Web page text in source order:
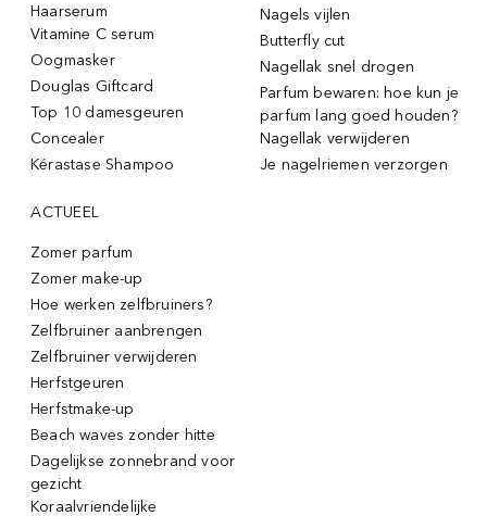
Haarserum
Vitamine C serum
Oogmasker
Douglas Giftcard
Top 10 damesgeuren
Concealer
Kérastase Shampoo
Nagels vijlen
Butterfly cut
Nagellak snel drogen
Parfum bewaren: hoe kun je
parfum lang goed houden?
Nagellak verwijderen
Je nagelriemen verzorgen
ACTUEEL
Zomer parfum
Zomer make-up
Hoe werken zelfbruiners?
Zelfbruiner aanbrengen
Zelfbruiner verwijderen
Herfstgeuren
Herfstmake-up
Beach waves zonder hitte
Dagelijkse zonnebrand voor
gezicht
Koraalvriendelijke